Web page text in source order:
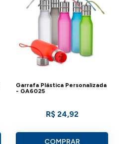
Garrafa Plástica Personalizada
- GA6025
R$ 24,92
COMPRAR